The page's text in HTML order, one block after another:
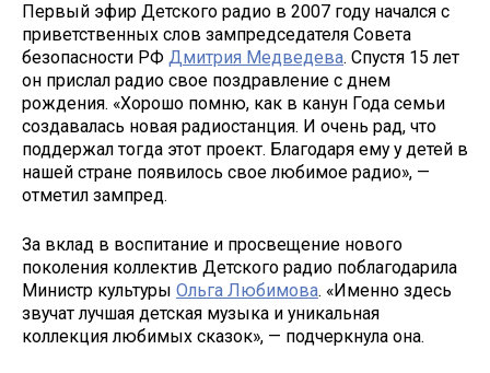
Первый эфир Детского радио в 2007 году начался с
приветственных слов зампредседателя Совета
безопасности РФ Дмитрия Медведева. Спустя 15 лет
он прислал радио свое поздравление с днем
рождения. «Хорошо помню, как в канун Года семьи
создавалась новая радиостанция. И очень рад, что
поддержал тогда этот проект. Благодаря ему у детей в
нашей стране появилось свое любимое радио», —
отметил зампред.
За вклад в воспитание и просвещение нового
поколения коллектив Детского радио поблагодарила
Министр культуры Ольга Любимова. «Именно здесь
звучат лучшая детская музыка и уникальная
коллекция любимых сказок», — подчеркнула она.